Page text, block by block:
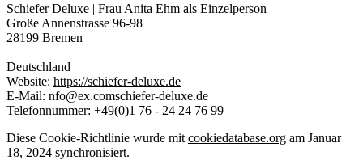
Schiefer Deluxe | Frau Anita Ehm als Einzelperson
Große Annenstrasse 96-98
28199 Bremen
Deutschland
Website: https://schiefer-deluxe.de
E-Mail: nfo@ex.comschiefer-deluxe.de
Telefonnummer: +49(0)1 76 - 24 24 76 99
Diese Cookie-Richtlinie wurde mit cookiedatabase.org am Januar
18, 2024 synchronisiert.